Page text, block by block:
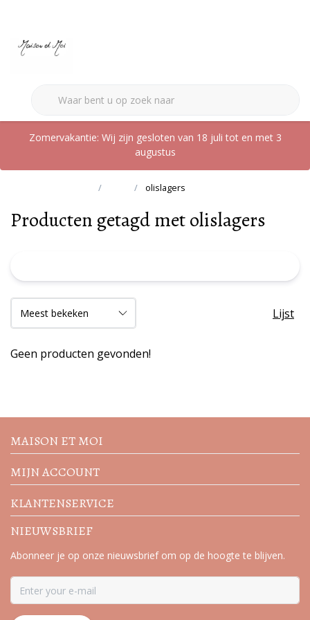
Zomervakantie: Wij zijn gesloten van 18 juli tot en met 3
augustus
olislagers
Producten getagd met olislagers
Lijst
Geen producten gevonden!
acties
MAISON ET MOI
MIJN ACCOUNT
KLANTENSERVICE
NIEUWSBRIEF
Abonneer je op onze nieuwsbrief om op de hoogte te blijven.